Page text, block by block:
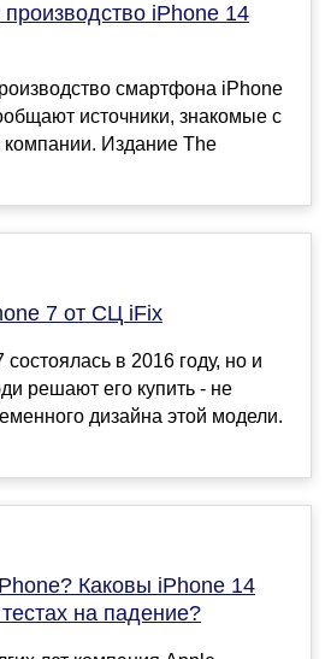
iPhone 14
смартфона iPhone
источники, знакомые с
компании. Издание The
7 от СЦ iFix
в 2016 году, но и
решают его купить - не
дизайна этой модели.
Каковы iPhone 14
на падение?